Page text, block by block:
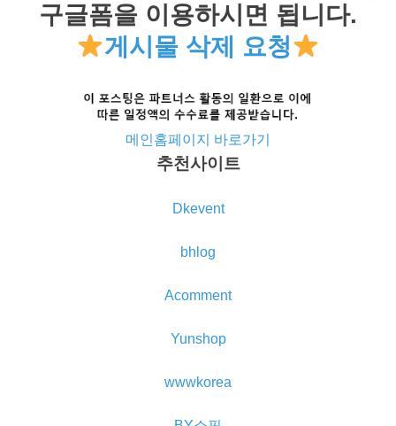
구글폼을 이용하시면 됩니다.
게시물 삭제 요청
메인홈페이지 바로가기
추천사이트
Dkevent
bhlog
Acomment
Yunshop
wwwkorea